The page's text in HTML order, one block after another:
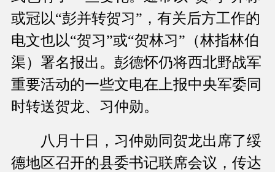
或冠以“彭并转贺习”，有关后方工作的
电文也以“贺习”或“贺林习”（林指林伯
渠）署名报出。彭德怀仍将西北野战军
重要活动的一些文电在上报中央军委同
时转送贺龙、习仲勋。
八月十日，习仲勋同贺龙出席了绥
德地区召开的县委书记联席会议，传达